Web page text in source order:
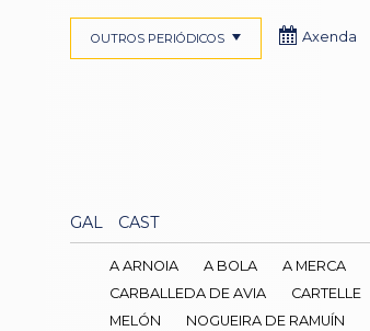
GAL CAST
OUTROS PERIÓDICOS Axenda
A ARNOIA A BOLA A MERCA
CARBALLEDA DE AVIA
CARTELLE
MELÓN
NOGUEIRA DE RAMUÍN